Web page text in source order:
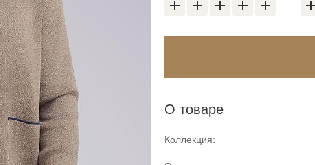
О товаре
Коллекция: